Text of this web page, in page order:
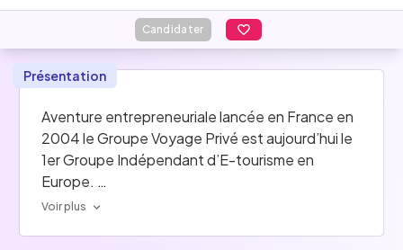
Candidater
Présentation
Aventure entrepreneuriale lancée en France en
2004 le Groupe Voyage Privé est aujourd’hui le
1er Groupe Indépendant d’E-tourisme en
Europe.
Voir plus